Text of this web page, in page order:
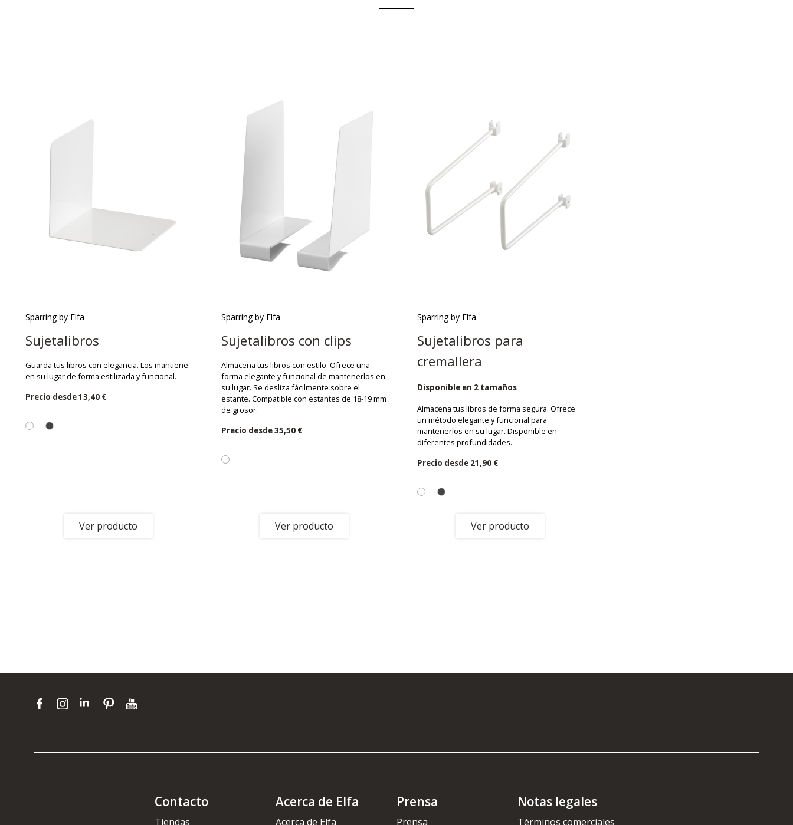
Sparring by Elfa
Sujetalibros
Guarda tus libros con elegancia. Los mantiene
en su lugar de forma estilizada y funcional.
Precio desde13,40 €
Ver producto
Sparring by Elfa
Sujetalibros con clips
Almacena tus libros con estilo. Ofrece una
forma elegante y funcional de mantenerlos en
su lugar. Se desliza fácilmente sobre el
estante. Compatible con estantes de 18-19 mm
de grosor.
Precio desde35,50 €
Ver producto
Sparring by Elfa
Sujetalibros para
cremallera
Disponible en 2 tamaños
Almacena tus libros de forma segura. Ofrece
un método elegante y funcional para
mantenerlos en su lugar. Disponible en
diferentes profundidades.
Precio desde 21,90 €
Ver producto
Contacto
Tiendas
Acerca de Elfa
Acerca de Elfa
Prensa
Prensa
Notas legales
Términos comerciales